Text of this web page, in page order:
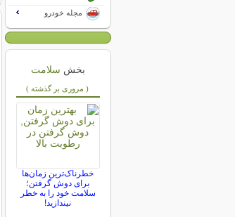
مجله خودرو
بخش سلامت
( مروری بر گذشته )
خطرناک‌ترین زمان‌ها
برای دوش گرفتن؛
سلامت خود را به خطر
نیندازید!